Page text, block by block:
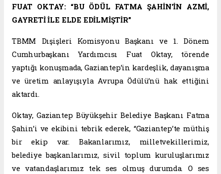
FUAT OKTAY: “BU ÖDÜL FATMA ŞAHİN’İN AZMİ,
GAYRETİ İLE ELDE EDİLMİŞTİR”
TBMM Dışişleri Komisyonu Başkanı ve 1. Dönem
Cumhurbaşkanı Yardımcısı Fuat Oktay, törende
yaptığı konuşmada, Gaziantep’in kardeşlik, dayanışma
ve üretim anlayışıyla Avrupa Ödülü’nü hak ettiğini
aktardı.
Oktay, Gaziantep Büyükşehir Belediye Başkanı Fatma
Şahin’i ve ekibini tebrik ederek, “Gaziantep’te müthiş
bir ekip var. Bakanlarımız, milletvekillerimiz,
belediye başkanlarımız, sivil toplum kuruluşlarımız
ve vatandaşlarımız tek ses olmuş durumda. O ses